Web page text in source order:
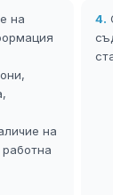
на
на
4.